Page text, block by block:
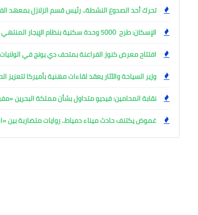
تحرك أحد الصدوع النشطة.. رئيس قسم الزلازل
الإسكان: طرح 5000 وحدة سكنية بنظام الإيجار المنتهي بالتملك
افتتاح معرض كنوز الفراعنة بمتحف دي يونج في
وزير السياحة والآثار يعقد لقاءات مهنية بأميركا
نقابة المحامين: فيديو متداول بشأن مملكة البحرين
غموض يكتنف حادث ميناء دمياط.. روايات متضاربة